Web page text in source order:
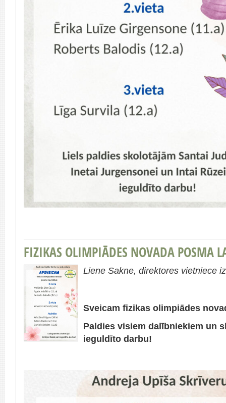
FIZIKAS OLIMPIĀDES NOVADA POSMA
Liene Sakne, direktores vietniece
Sveicam fizikas olimpiādes
Paldies visiem dalībniekiem un
ieguldīto darbu!